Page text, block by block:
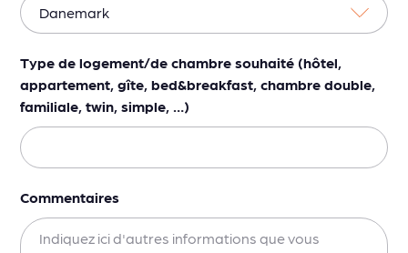
Type de logement/de chambre souhaité (hôtel,
appartement, gîte, bed&breakfast, chambre double,
familiale, twin, simple, …)
Commentaires